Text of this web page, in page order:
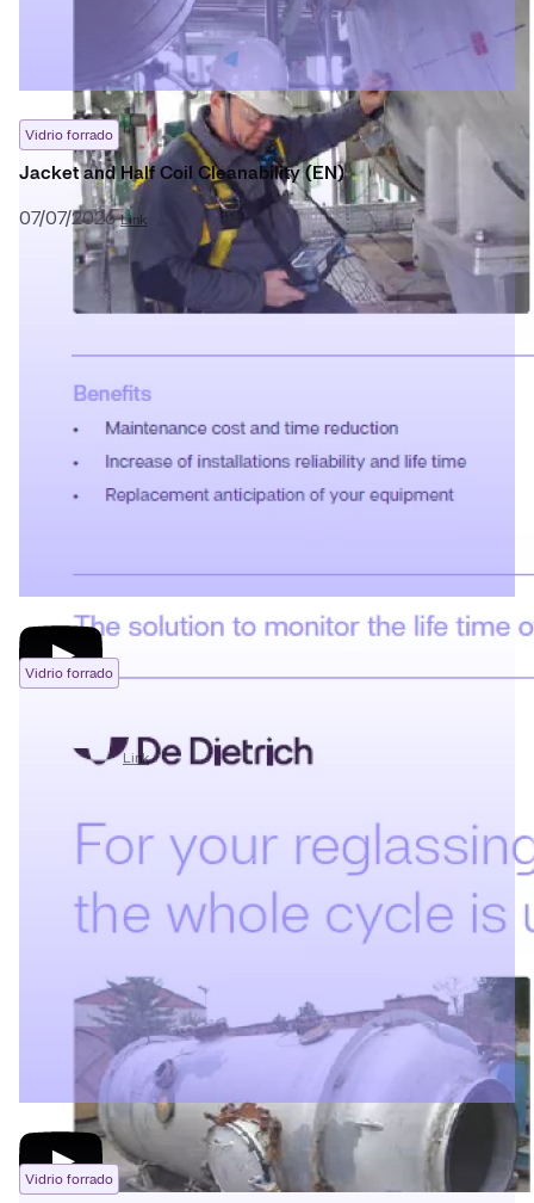
Vidrio forrado
02/07/2026 Link
Vidrio forrado
Vidrio forrado
Jacket and Half Coil Cleanability (EN)
07/07/2026 Link